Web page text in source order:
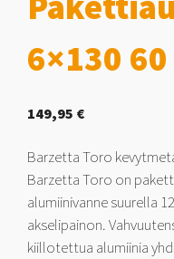
6×130 60
149,95 €
Barzetta Toro
Barzetta Toro on
alumiinivanne suurella
akselipainon.
kiillotettua alumiinia